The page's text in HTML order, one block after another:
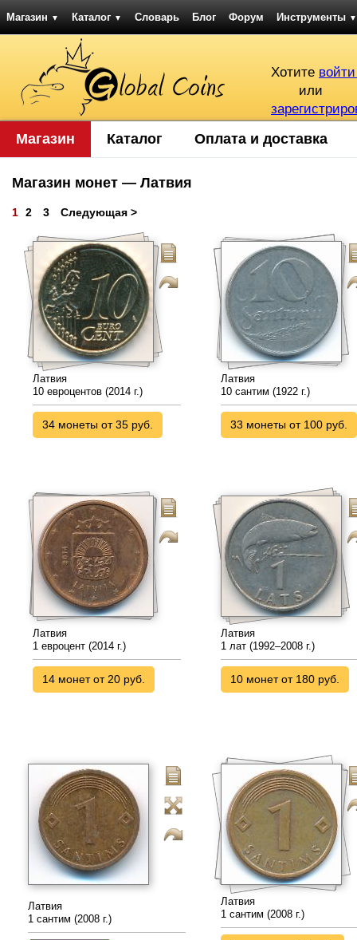
Магазин ▼ Каталог ▼ Словарь Блог Форум Инструменты ▼
Хотите
или
Магазин Каталог Оплата и доставка
Магазин монет — Латвия
1 2 3 Следующая >
Латвия
10 евроцентов (2014 г.)
34 монеты от 35 руб.
Латвия
10 сантим (1922 г.)
33 монеты от 100 руб.
Латвия
1 евроцент (2014 г.)
14 монет от 20 руб.
Латвия
1 лат (1992–2008 г.)
10 монет от 180 руб.
Латвия
1 сантим (2008 г.)
Латвия
1 сантим (2008 г.)